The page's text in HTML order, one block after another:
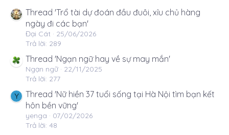
Thread 'Trổ tài dự đoán đầu đuôi, xỉu chủ hàng
ngày đi các bạn'
Đại Cát
25/06/2026
Trả lời: 289
Thread 'Ngạn ngữ hay về sự may mắn'
Ngạn ngữ
22/11/2025
Trả lời: 277
Y
Thread 'Nữ hiền 37 tuổi sống tại Hà Nội tìm bạn kết
hôn bền vững'
yenga
07/02/2026
Trả lời: 48